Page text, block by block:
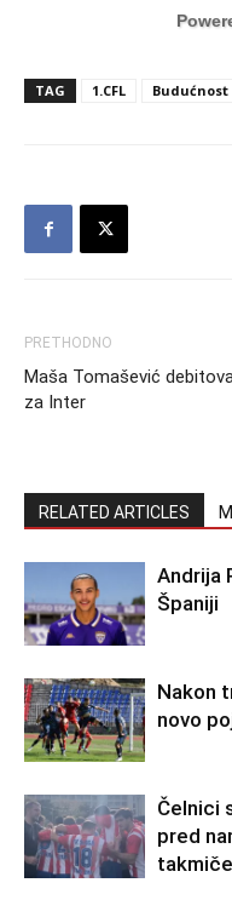
TAG 1.CFL Budućnost
PRETHODNO
Maša Tomašević
za Inter
RELATED ARTICLES
Andrija
Španiji
Nakon
novo
Čelnici
pred